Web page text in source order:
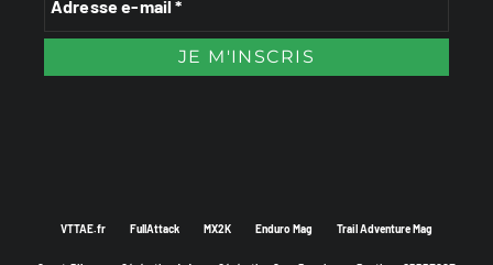
VTTAE.fr FullAttack MX2K Enduro Mag Trail Adventure Mag